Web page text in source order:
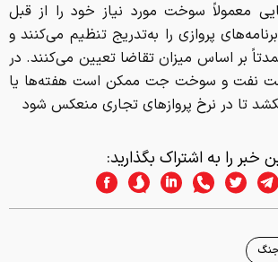
معمولاً سوخت مورد نیاز خود را از قبل
پروازی را به‌تدریج تنظیم می‌کنند و
بر اساس میزان تقاضا تعیین می‌کنند. در
نفت و سوخت جت ممکن است هفته‌ها یا
تا در نرخ پروازهای تجاری منعکس شود
خبر را به اشتراک بگذارید:
جنگ